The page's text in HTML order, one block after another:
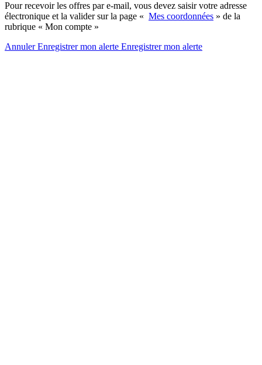
Pour recevoir les offres par e-mail, vous devez saisir votre adresse
électronique et la valider sur la page « Mes coordonnées » de la
rubrique « Mon compte »
AnnulerEnregistrer mon alerte Enregistrermon alerte